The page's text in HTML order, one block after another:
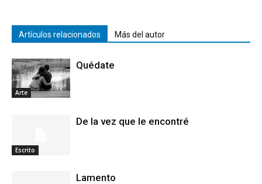
Artículos relacionados Más del autor
Arte
Quédate
Escrito
De la vez que le encontré
Lamento